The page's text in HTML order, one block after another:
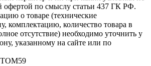
офертой по смыслу статьи 437 ГК РФ.
о товаре (технические
комплектацию, количество товара в
отсутствие) необходимо уточнить у
указанному на сайте или по